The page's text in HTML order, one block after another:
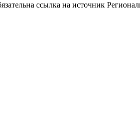
ссылка на источник